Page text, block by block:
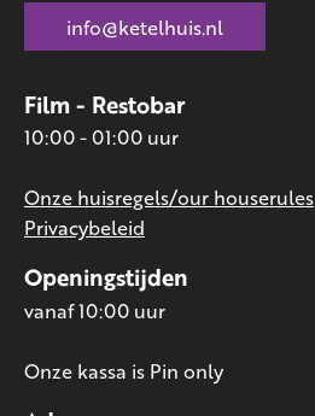
Openingstijden
vanaf 10:00 uur
Onze kassa is Pin only
Film - Restobar
10:00 - 01:00 uur
Onze huisregels/our houserules
Privacybeleid
info@ketelhuis.nl